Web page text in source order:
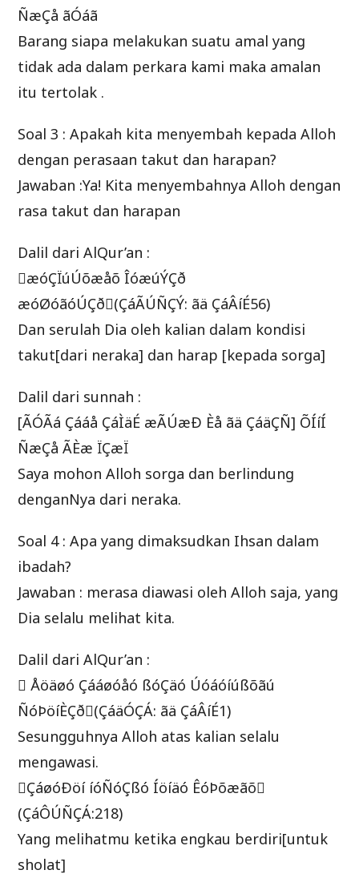
ÑæÇå ãÓáã
Barang siapa melakukan suatu amal yang
tidak ada dalam perkara kami maka amalan
itu tertolak .
Soal 3 : Apakah kita menyembah kepada Alloh
dengan perasaan takut dan harapan?
Jawaban :Ya! Kita menyembahnya Alloh dengan
rasa takut dan harapan
Dalil dari AlQur’an :
æóÇÏúÚõæåõ ÎóæúÝÇð
æóØóãóÚÇð(ÇáÃÚÑÇÝ: ãä ÇáÂíÉ56)
Dan serulah Dia oleh kalian dalam kondisi
takut[dari neraka] dan harap [kepada sorga]
Dalil dari sunnah :
[ÃÓÃá Çááå ÇáÌäÉ æÃÚæÐ Èå ãä ÇáäÇÑ] ÕÍíÍ
ÑæÇå ÃÈæ ÏÇæÏ
Saya mohon Alloh sorga dan berlindung
denganNya dari neraka.
Soal 4 : Apa yang dimaksudkan Ihsan dalam
ibadah?
Jawaban : merasa diawasi oleh Alloh saja, yang
Dia selalu melihat kita.
Dalil dari AlQur’an :
 Åöäøó Çááøóåó ßóÇäó Úóáóíúßõãú
ÑóÞöíÈÇð(ÇáäÓÇÁ: ãä ÇáÂíÉ1)
Sesungguhnya Alloh atas kalian selalu
mengawasi.
ÇáøóÐöí íóÑóÇßó Íöíäó ÊóÞõæãõ
(ÇáÔÚÑÇÁ:218)
Yang melihatmu ketika engkau berdiri[untuk
sholat]